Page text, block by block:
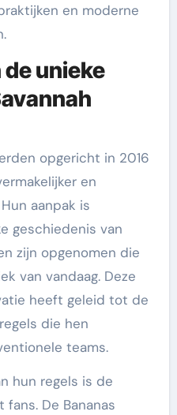
en moderne
unieke
opgericht in 2016
en
aanpak is
geschiedenis van
zijn opgenomen die
van vandaag. Deze
heeft geleid tot de
die hen
teams.
hun regels is de
De Bananas